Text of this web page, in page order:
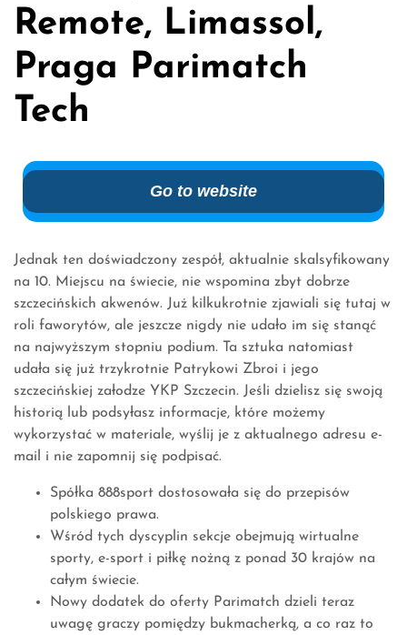
Remote, Limassol,
Praga Parimatch
Tech
Go to website
Jednak ten doświadczony zespół, aktualnie skalsyfikowany
na 10. Miejscu na świecie, nie wspomina zbyt dobrze
szczecińskich akwenów. Już kilkukrotnie zjawiali się tutaj w
roli faworytów, ale jeszcze nigdy nie udało im się stanąć
na najwyższym stopniu podium. Ta sztuka natomiast
udała się już trzykrotnie Patrykowi Zbroi i jego
szczecińskiej załodze YKP Szczecin. Jeśli dzielisz się swoją
historią lub podsyłasz informacje, które możemy
wykorzystać w materiale, wyślij je z aktualnego adresu e-
mail i nie zapomnij się podpisać.
Spółka 888sport dostosowała się do przepisów
polskiego prawa.
Wśród tych dyscyplin sekcje obejmują wirtualne
sporty, e-sport i piłkę nożną z ponad 30 krajów na
całym świecie.
Nowy dodatek do oferty Parimatch dzieli teraz
uwagę graczy pomiędzy bukmacherką, a co raz to